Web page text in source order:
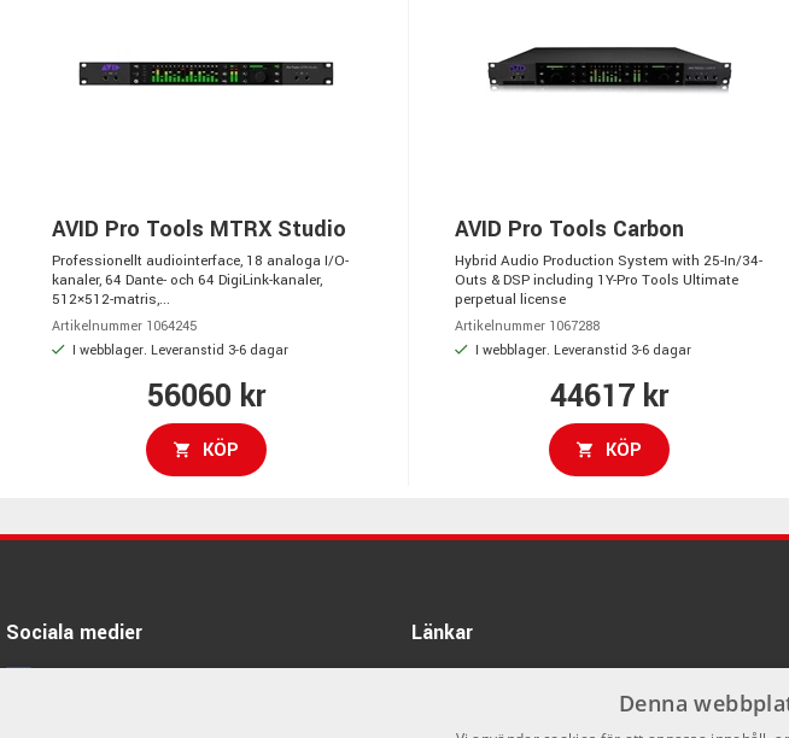
AVID Pro Tools MTRX Studio
Professionellt audiointerface, 18 analoga I/O-
kanaler, 64 Dante- och 64 DigiLink-kanaler,
512×512-matris,...
Artikelnummer 1064245
I webblager. Leveranstid 3-6 dagar
56060 kr
KÖP
AVID Pro Tools Carbon
Hybrid Audio Production System with 25-In/34-
Outs & DSP including 1Y-Pro Tools Ultimate
perpetual license
Artikelnummer 1067288
I webblager. Leveranstid 3-6 dagar
44617 kr
KÖP
Sociala medier Länkar
Denna